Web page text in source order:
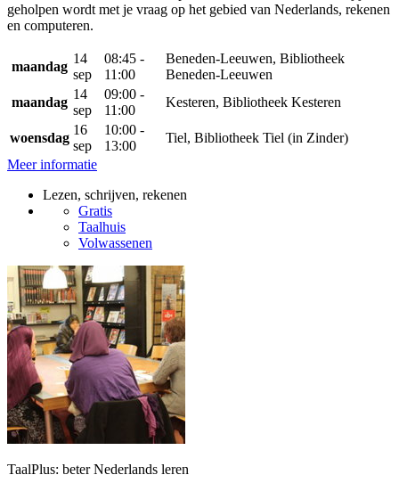
geholpen wordt met je vraag op het gebied van Nederlands, rekenen
en computeren.
maandag
14
sep
08:45 -
11:00
Beneden-Leeuwen, Bibliotheek
Beneden-Leeuwen
maandag
14
sep
09:00 -
11:00
Kesteren, Bibliotheek Kesteren
woensdag
16
sep
10:00 -
13:00
Tiel, Bibliotheek Tiel (in Zinder)
Meer informatie
Lezen, schrijven, rekenen
Gratis
Taalhuis
Volwassenen
TaalPlus: beter Nederlands leren